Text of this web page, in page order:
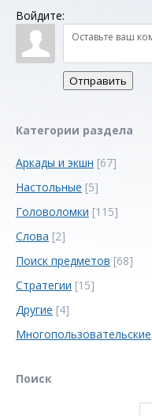
Войдите:
Отправить
Категории раздела
Аркады и экшн [67]
Настольные [5]
Головоломки [115]
Слова [2]
Поиск предметов [68]
Стратегии [15]
Другие [4]
Многопользовательские
Поиск